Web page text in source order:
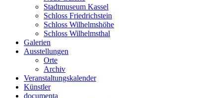
Stadtmuseum Kassel
Schloss Friedrichstein
Schloss Wilhelmshöhe
Schloss Wilhelmsthal
Galerien
Ausstellungen
Orte
Archiv
Veranstaltungskalender
Künstler
documenta